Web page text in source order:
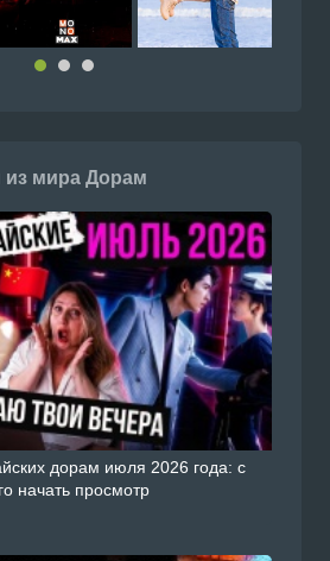
из мира Дорам
дорам июля 2026 года: с
начать просмотр